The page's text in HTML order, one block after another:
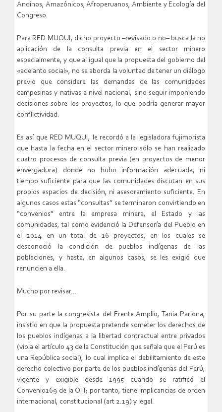
Andinos, Amazónicos, Afroperuanos, Ambiente y Ecología del
Congreso.
Para RED MUQUI, dicho proyecto –revisado o no– busca la no
aplicación de la consulta previa en el sector minero
especialmente, y que al igual que la propuesta del gobierno del
«adelanto social», no se aborda la voluntad de tener un diálogo
previo que considere las demandas de las comunidades
campesinas y nativas a nivel nacional, sino seguir imponiendo
decisiones sobre los proyectos, lo que podría generar mayor
conflictividad.
Es así que RED MUQUI, le recordó a la legisladora fujimorista
que hasta la fecha en el sector minero sólo se han realizado
cuatro procesos de consulta previa (en proyectos de menor
envergadura) donde no hubo información adecuada, ni
tiempo suficiente para que las comunidades discutan en sus
propios espacios de decisión, ni asesoramiento suficiente. En
algunos casos estas “consultas” se terminaron convirtiendo en
“convenios” entre la empresa minera, el Estado y las
comunidades, tal como evidenció la Defensoría del Pueblo en
el 2014 en un total de 16 proyectos, en los cuales se
desconoció la condición de pueblos indígenas de las
poblaciones, y hasta, en algunos casos, se les exigió que
renuncien a ella.
Mucho por revisar…
Por su parte la congresista del Frente Amplio, Tania Pariona,
insistió en que la propuesta pretende someter los derechos de
los pueblos indígenas a la libertad contractual entre privados
(viola el artículo 43 de la Constitución que señala que el Perú es
una República social), lo cual implica el debilitamiento de este
derecho colectivo por parte de los pueblos indígenas del Perú,
vigente y exigible desde 1995 cuando se ratificó el
Convenio169 de la OIT; por tanto, tiene implicancias de orden
internacional, constitucional (art 2.19) y legal.